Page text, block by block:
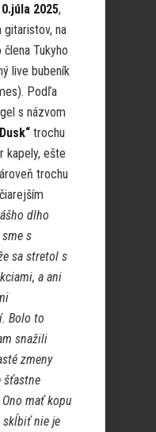
2025,
gitaristov, na
Tukyho
live bubeník
Podľa
s názvom
trochu
kapely, ešte
trochu
dlho
s
sa stretol s
a ani
Bolo to
snažili
zmeny
šťastne
mať kopu
skĺbiť nie je